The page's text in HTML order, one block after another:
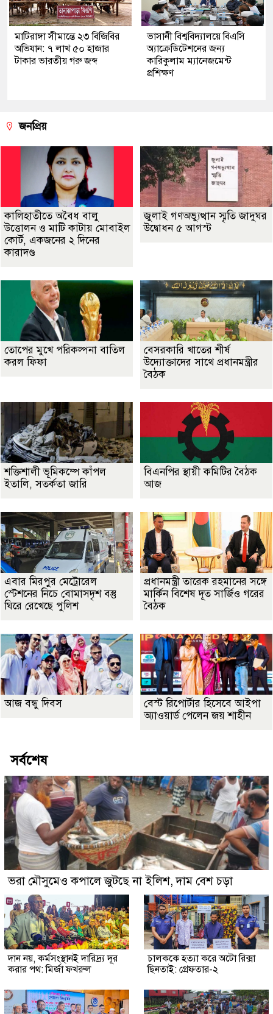
মাটিরাঙ্গা সীমান্তে ২৩ বিজিবির
অভিযান: ৭ লাখ ৫০ হাজার
টাকার ভারতীয় গরু জব্দ
ভাসানী বিশ্ববিদ্যালয়ে বিএসি
অ্যাক্রেডিটেশনের জন্য
কারিকুলাম ম্যানেজমেন্ট
প্রশিক্ষণ
জনপ্রিয়
কালিহাতীতে অবৈধ বালু
উত্তোলন ও মাটি কাটায় মোবাইল
কোর্ট, একজনের ২ দিনের
কারাদণ্ড
জুলাই গণঅভ্যুত্থান স্মৃতি জাদুঘর
উদ্বোধন ৫ আগস্ট
তোপের মুখে পরিকল্পনা বাতিল
করল ফিফা
বেসরকারি খাতের শীর্ষ
উদ্যোক্তাদের সাথে প্রধানমন্ত্রীর
বৈঠক
শক্তিশালী ভূমিকম্পে কাঁপল
ইতালি, সতর্কতা জারি
বিএনপির স্থায়ী কমিটির বৈঠক
আজ
এবার মিরপুর মেট্রোরেল
স্টেশনের নিচে বোমাসদৃশ বস্তু
ঘিরে রেখেছে পুলিশ
প্রধানমন্ত্রী তারেক রহমানের সঙ্গে
মার্কিন বিশেষ দূত সার্জিও গরের
বৈঠক
আজ বন্ধু দিবস
বেস্ট রিপোর্টার হিসেবে আইপা
অ্যাওয়ার্ড পেলেন জয় শাহীন
সর্বশেষ
ভরা মৌসুমেও কপালে জুটছে না ইলিশ, দাম বেশ চড়া
দান নয়, কর্মসংস্থানই দারিদ্র্য দূর
করার পথ: মির্জা ফখরুল
চালককে হত্যা করে অটো রিক্সা
ছিনতাই: গ্রেফতার-২